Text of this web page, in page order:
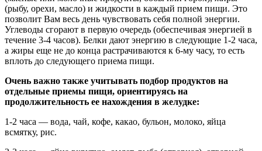
(рыбу, орехи, масло) и жидкости в каждый прием пищи. Это
позволит Вам весь день чувствовать себя полной энергии.
Углеводы сгорают в первую очередь (обеспечивая энергией в
течение 3-4 часов). Белки дают энергию в следующие 1-2 часа,
а жиры еще не до конца растрачиваются к 6-му часу, то есть
вплоть до следующего приема пищи.
Очень важно также учитывать подбор продуктов на
отдельные приемы пищи, ориентируясь на
продолжительность ее нахождения в желудке:
1-2 часа — вода, чай, кофе, какао, бульон, молоко, яйца
всмятку, рис.